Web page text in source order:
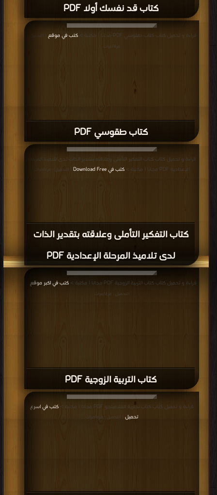
كتاب قد نفسك أولا PDF
كتاب طقوسي PDF
قراءة و تحميل كتاب كتاب طقوسي PDF مجانا | مكتبة > كتب في موقع
| التحميل :
مرة/مرات
كتاب التفكير التأملى وعلاقته بتقدير الذات
لدى تلاميذ المرحلة الإعدادية PDF
قراءة و تحميل كتاب كتاب التفكير التأملى وعلاقته بتقدير الذات لدى تلاميذ المرحلة
الإعدادية PDF مجانا | مكتبة >
كتب في Download Free | التحميل : مرة/مرات
كتاب التربية الزوجية PDF
قراءة و تحميل كتاب كتاب التربية الزوجية PDF مجانا | مكتبة > كتب في اكبر موقع
التحميل : مرة/مرات
قراءة و تحميل كتاب كتاب نظرية الفلامينجو PDF مجانا | مكتبة >
كتب في اسرع
تحميل
| التحميل : مرة/مرات